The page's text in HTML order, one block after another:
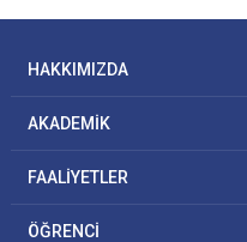
HAKKIMIZDA
AKADEMİK
FAALİYETLER
ÖĞRENCİ